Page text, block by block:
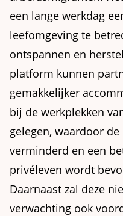
een lange werkdag
leefomgeving te
ontspannen en
platform kunnen
gemakkelijker
bij de werkplekken
gelegen, waardoor
verminderd en een
privéleven wordt
Daarnaast zal deze
verwachting ook